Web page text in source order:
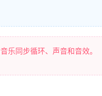
乐同步循环、声音和音效。